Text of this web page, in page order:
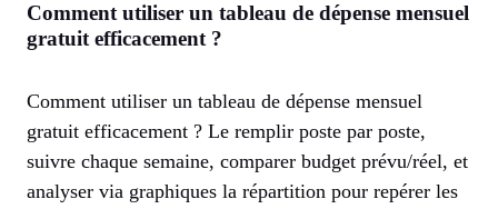
Comment utiliser un tableau de dépense mensuel
gratuit efficacement ?
Comment utiliser un tableau de dépense mensuel
gratuit efficacement ? Le remplir poste par poste,
suivre chaque semaine, comparer budget prévu/réel, et
analyser via graphiques la répartition pour repérer les